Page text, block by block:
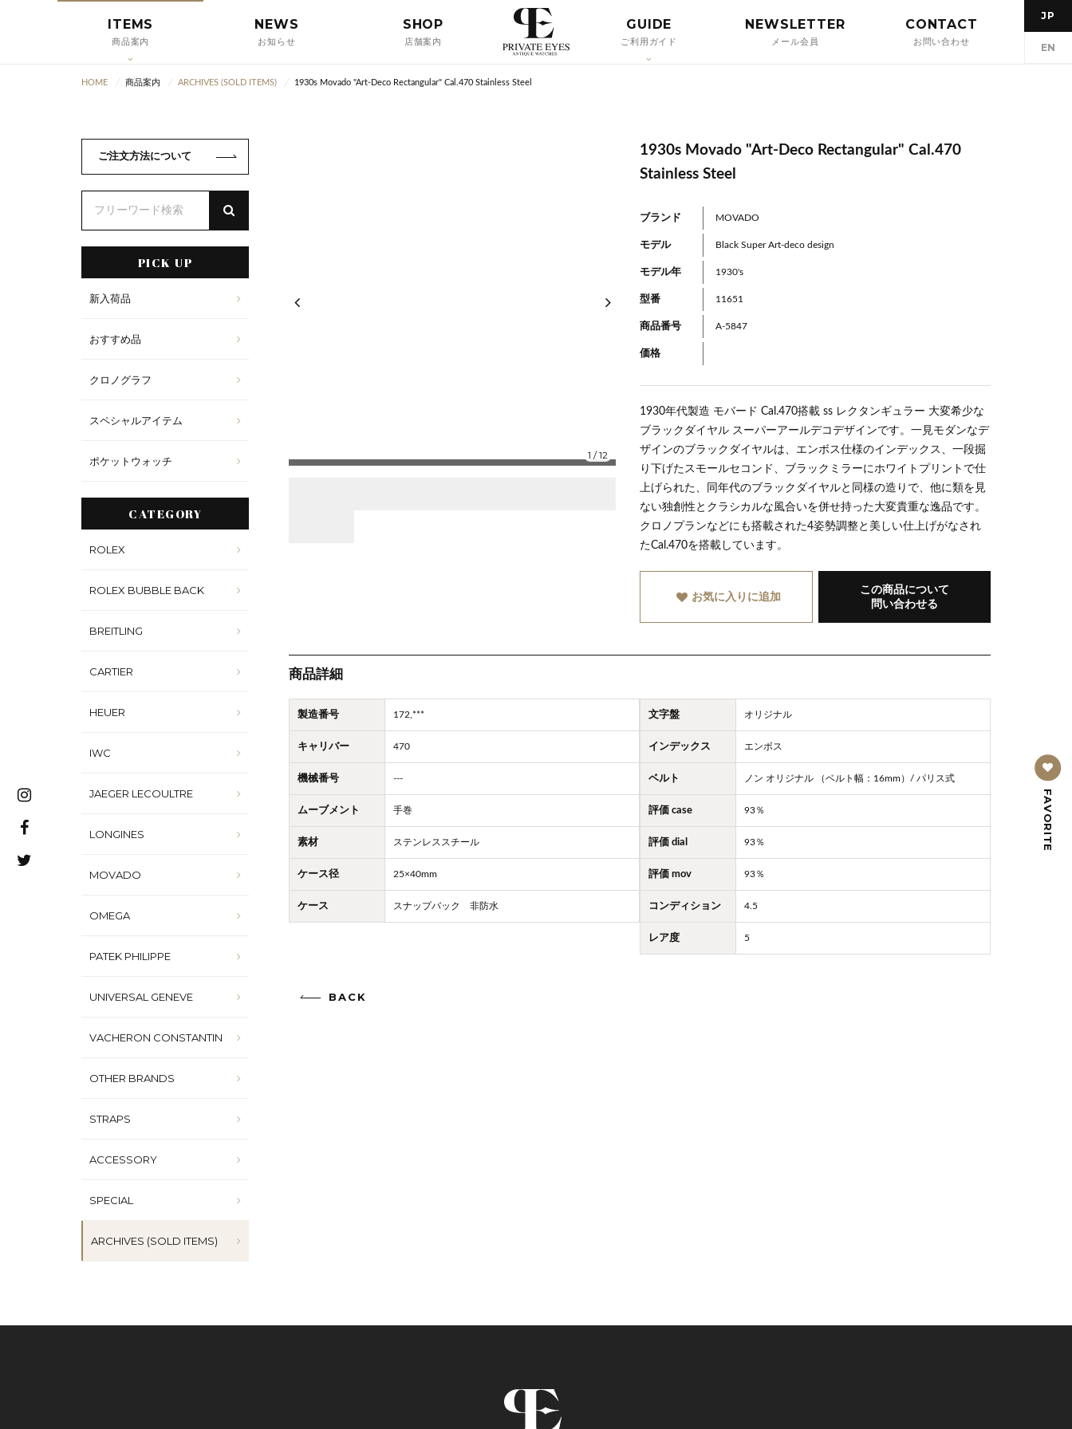
ITEMS
商品案内
NEWS
お知らせ
SHOP
店舗案内
GUIDE
ご利用ガイド
NEWSLETTER
メール会員
CONTACT
お問い合わせ
FAVORITE
JP
EN
HOME 商品案内 ARCHIVES (SOLD ITEMS) 1930s Movado "Art-Deco Rectangular" Cal.470 Stainless Steel
ご注文方法について
PICK UP
新入荷品
おすすめ品
クロノグラフ
スペシャルアイテム
ポケットウォッチ
CATEGORY
ROLEX
ROLEX BUBBLE BACK
BREITLING
CARTIER
HEUER
IWC
JAEGER LECOULTRE
LONGINES
MOVADO
OMEGA
PATEK PHILIPPE
UNIVERSAL GENEVE
VACHERON CONSTANTIN
OTHER BRANDS
STRAPS
ACCESSORY
SPECIAL
ARCHIVES (SOLD ITEMS)
1 /12
1930s Movado "Art-Deco Rectangular" Cal.470
Stainless Steel
ブランド MOVADO
モデル Black Super Art-deco design
モデル年 1930's
型番 11651
商品番号 A-5847
価格
1930年代製造 モバード Cal.470搭載 ss レクタンギュラー 大変希少な
ブラックダイヤル スーパーアールデコデザインです。一見モダンなデ
ザインのブラックダイヤルは、エンボス仕様のインデックス、一段掘
り下げたスモールセコンド、ブラックミラーにホワイトプリントで仕
上げられた、同年代のブラックダイヤルと同様の造りで、他に類を見
ない独創性とクラシカルな風合いを併せ持った大変貴重な逸品です。
クロノプランなどにも搭載された4姿勢調整と美しい仕上げがなされ
たCal.470を搭載しています。
お気に入り に追加
この商品について
問い合わせる
商品詳細
製造番号 172,***
キャリバー 470
機械番号 ---
ムーブメント 手巻
素材 ステンレススチール
ケース径 25×40mm
ケース スナップバック 非防水
文字盤 オリジナル
インデックス エンボス
ベルト ノン オリジナル （ベルト幅：16mm）/ パリス式
評価 case 93％
評価 dial 93％
評価 mov 93％
コンディション 4.5
レア度 5
BACK